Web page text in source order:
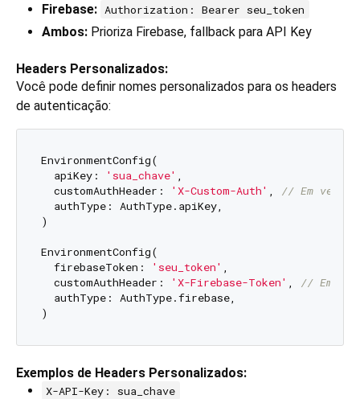
Firebase: Authorization: Bearer seu_token
Ambos: Prioriza Firebase, fallback para API Key
Headers Personalizados:
Você pode definir nomes personalizados para os headers
de autenticação:
EnvironmentConfig(
  apiKey:
'sua_chave' ,
  customAuthHeader:
'X-Custom-Auth' , // Em vez
  authType: AuthType.apiKey,
)
EnvironmentConfig(
  firebaseToken:
'seu_token' ,
  customAuthHeader:
'X-Firebase-Token' , // Em
  authType: AuthType.firebase,
Exemplos de Headers Personalizados:
X-API-Key: sua_chave